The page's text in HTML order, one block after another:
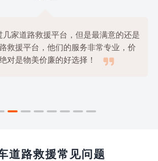
几家道路救援平台，但是最满意的还是
救援平台，他们的服务非常专业，价
对是物美价廉的好选择！

道路救援常见问题